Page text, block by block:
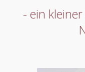
- ein